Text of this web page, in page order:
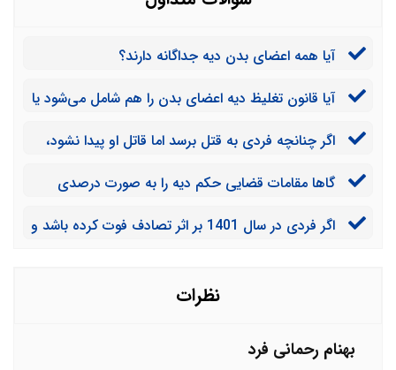
آیا همه اعضای بدن دیه جداگانه دارند؟
آیا قانون تغلیظ دیه اعضای بدن را هم شامل می‌شود یا
اگر چنانچه فردی به قتل برسد اما قاتل او پیدا نشود،
گاها مقامات قضایی حکم دیه را به صورت درصدی
باید از این درصد مبلغ کامل دیه را بدست آوریم؟
اگر فردی در سال 1401 بر اثر تصادف فوت کرده باشد و
دیه طبق کدام سال محاسبه خواهد شد؟
نظرات
بهنام رحمانی فرد